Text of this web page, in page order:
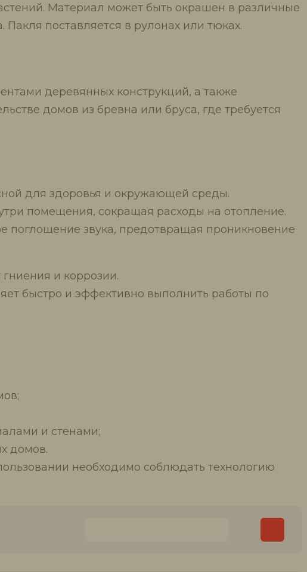
Материал может быть окрашен в различные
Пакля поставляется в рулонах или тюках.
деревянных конструкций, а также
домов из бревна или бруса, где требуется
для здоровья и окружающей среды.
помещения, сокращая расходы на отопление.
поглощение звука, предотвращая проникновение
и коррозии.
быстро и эффективно выполнить работы по
и стенами;
домов.
необходимо соблюдать технологию